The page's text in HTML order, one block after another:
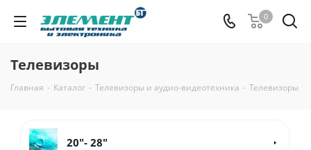
0
Телевизоры
Главная - Каталог - Телевизоры и аудио-видеотехника - Телевизоры
20"- 28"